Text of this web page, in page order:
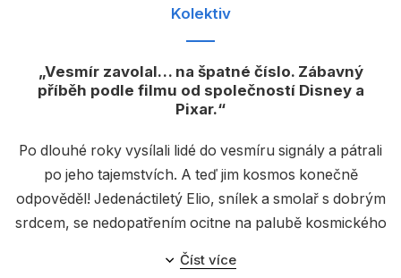
Komiks
Křížovky
Počítače
Poezie
Kolektiv
Vesmír zavolal… na špatné číslo. Zábavný
příběh podle filmu od společností Disney a
Pixar.
Po dlouhé roky vysílali lidé do vesmíru signály a pátrali
po jeho tajemstvích. A teď jim kosmos konečně
odpověděl! Jedenáctiletý Elio, snílek a smolař s dobrým
srdcem, se nedopatřením ocitne na palubě kosmického
plavidla, kde ho mimozemské bytosti mylně považují za
velvyslance planety Země. Podaří se mu navázat nová
Číst více